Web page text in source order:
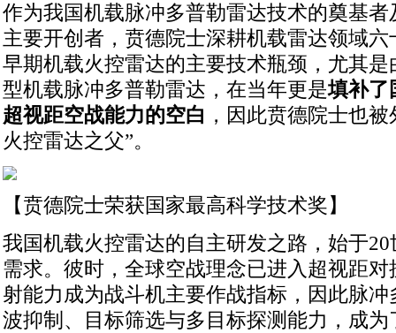
作为我国机载脉冲多普勒雷达技术的奠基
主要开创者，贲德院士深耕机载雷达领域
早期机载火控雷达的主要技术瓶颈，尤其是
型机载脉冲多普勒雷达，在当年更是填补了
超视距空战能力的空白 ，因此贲德院士也
火控雷达之父”。
【贲德院士荣获国家最高科学技术奖】
我国机载火控雷达的自主研发之路，始于
需求。彼时，全球空战理念已进入超视距
射能力成为战斗机主要作战指标，因此脉
波抑制、目标筛选与多目标探测能力，成